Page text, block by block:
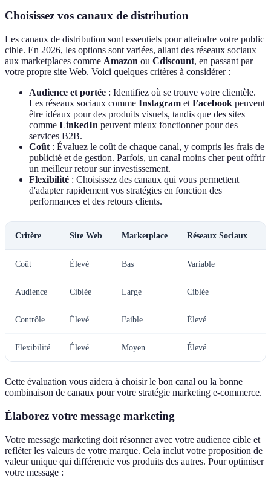
Choisissez vos canaux de distribution
Les canaux de distribution sont essentiels pour atteindre votre public
cible. En 2026, les options sont variées, allant des réseaux sociaux
aux marketplaces comme Amazon ou Cdiscount, en passant par
votre propre site Web. Voici quelques critères à considérer :
Audience et portée : Identifiez où se trouve votre clientèle.
Les réseaux sociaux comme Instagram et Facebook peuvent
être idéaux pour des produits visuels, tandis que des sites
comme LinkedIn peuvent mieux fonctionner pour des
services B2B.
Coût : Évaluez le coût de chaque canal, y compris les frais de
publicité et de gestion. Parfois, un canal moins cher peut offrir
un meilleur retour sur investissement.
Flexibilité : Choisissez des canaux qui vous permettent
d'adapter rapidement vos stratégies en fonction des
performances et des retours clients.
Critère Site Web Marketplace Réseaux Sociaux
Coût Élevé Bas Variable
Audience Ciblée Large Ciblée
Contrôle Élevé Faible Élevé
Flexibilité Élevé Moyen Élevé
Cette évaluation vous aidera à choisir le bon canal ou la bonne
combinaison de canaux pour votre stratégie marketing e-commerce.
Élaborez votre message marketing
Votre message marketing doit résonner avec votre audience cible et
refléter les valeurs de votre marque. Cela inclut votre proposition de
valeur unique qui différencie vos produits des autres. Pour optimiser
votre message :